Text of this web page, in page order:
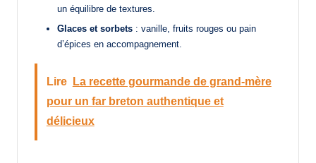
un équilibre de textures.
Glaces et sorbets : vanille, fruits rouges ou pain
d’épices en accompagnement.
Lire
La recette gourmande de grand-mère
pour un far breton authentique et
délicieux